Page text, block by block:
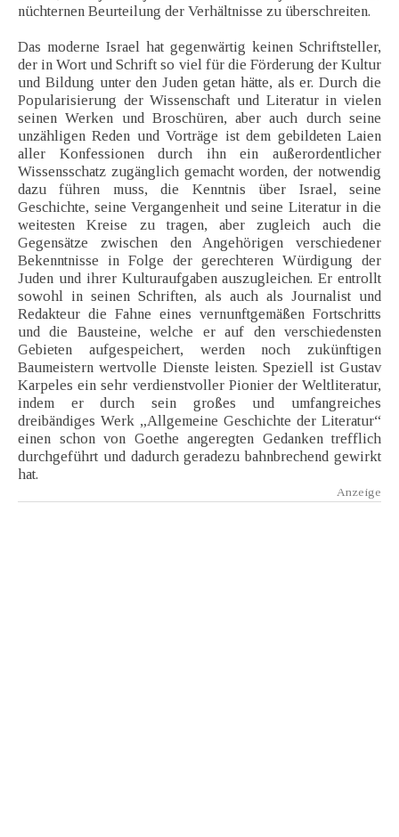
nüchternen Beurteilung der Verhältnisse zu überschreiten.
Das moderne Israel hat gegenwärtig keinen Schriftsteller,
der in Wort und Schrift so viel für die Förderung der Kultur
und Bildung unter den Juden getan hätte, als er. Durch die
Popularisierung der Wissenschaft und Literatur in vielen
seinen Werken und Broschüren, aber auch durch seine
unzähligen Reden und Vorträge ist dem gebildeten Laien
aller Konfessionen durch ihn ein außerordentlicher
Wissensschatz zugänglich gemacht worden, der notwendig
dazu führen muss, die Kenntnis über Israel, seine
Geschichte, seine Vergangenheit und seine Literatur in die
weitesten Kreise zu tragen, aber zugleich auch die
Gegensätze zwischen den Angehörigen verschiedener
Bekenntnisse in Folge der gerechteren Würdigung der
Juden und ihrer Kulturaufgaben auszugleichen. Er entrollt
sowohl in seinen Schriften, als auch als Journalist und
Redakteur die Fahne eines vernunftgemäßen Fortschritts
und die Bausteine, welche er auf den verschiedensten
Gebieten aufgespeichert, werden noch zukünftigen
Baumeistern wertvolle Dienste leisten. Speziell ist Gustav
Karpeles ein sehr verdienstvoller Pionier der Weltliteratur,
indem er durch sein großes und umfangreiches
dreibändiges Werk „Allgemeine Geschichte der Literatur“
einen schon von Goethe angeregten Gedanken trefflich
durchgeführt und dadurch geradezu bahnbrechend gewirkt
hat.